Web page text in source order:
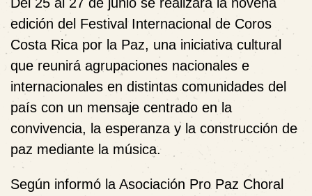
edición del Festival Internacional de Coros
Costa Rica por la Paz, una iniciativa cultural
que reunirá agrupaciones nacionales e
internacionales en distintas comunidades del
país con un mensaje centrado en la
convivencia, la esperanza y la construcción de
paz mediante la música.
Según informó la Asociación Pro Paz Choral